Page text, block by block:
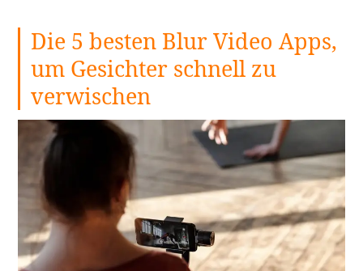
Apps,
um
auf
dem
Handy
zu
entfernen
weiterlesen
Die 5 besten Blur Video Apps,
um Gesichter schnell zu
verwischen